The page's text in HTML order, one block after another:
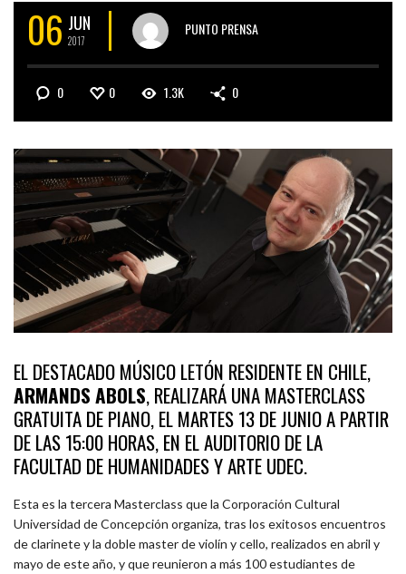
06 JUN
2017
PUNTO PRENSA
0 0 1.3K 0
EL DESTACADO MÚSICO LETÓN RESIDENTE EN CHILE,
ARMANDS ABOLS, REALIZARÁ UNA MASTERCLASS
GRATUITA DE PIANO, EL MARTES 13 DE JUNIO A PARTIR
DE LAS 15:00 HORAS, EN EL AUDITORIO DE LA
FACULTAD DE HUMANIDADES Y ARTE UDEC.
Esta es la tercera Masterclass que la Corporación Cultural
Universidad de Concepción organiza, tras los exitosos encuentros
de clarinete y la doble master de violín y cello, realizados en abril y
mayo de este año, y que reunieron a más 100 estudiantes de